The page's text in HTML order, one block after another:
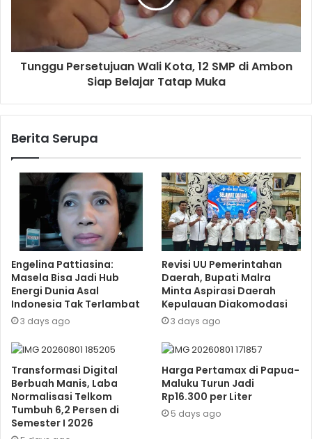
Tunggu Persetujuan Wali Kota, 12 SMP di Ambon
Siap Belajar Tatap Muka
Berita Serupa
Engelina Pattiasina:
Masela Bisa Jadi Hub
Energi Dunia Asal
Indonesia Tak Terlambat
3 days ago
Revisi UU Pemerintahan
Daerah, Bupati Malra
Minta Aspirasi Daerah
Kepulauan Diakomodasi
3 days ago
Transformasi Digital
Berbuah Manis, Laba
Normalisasi Telkom
Tumbuh 6,2 Persen di
Semester I 2026
Harga Pertamax di Papua-
Maluku Turun Jadi
Rp16.300 per Liter
5 days ago